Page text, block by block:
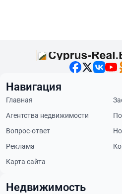
Навигация
Главная
Агентства недвижимости
Вопрос-ответ
Реклама
Карта сайта
Недвижимость